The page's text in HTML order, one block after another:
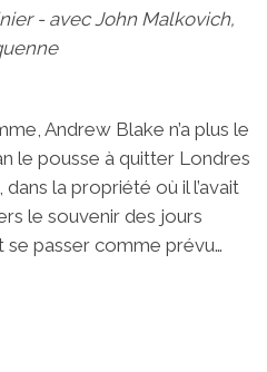
- avec John Malkovich,
Andrew Blake n’a plus le
le pousse à quitter Londres
la propriété où il l’avait
le souvenir des jours
se passer comme prévu…